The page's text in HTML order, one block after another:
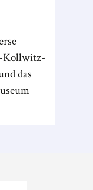
Kollwitz-
das